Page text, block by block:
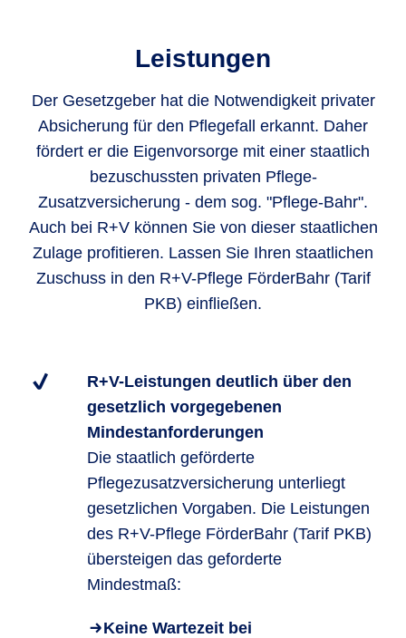
Leistungen
Der Gesetzgeber hat die Notwendigkeit privater
Absicherung für den Pflegefall erkannt. Daher
fördert er die Eigenvorsorge mit einer staatlich
bezuschussten privaten Pflege-
Zusatzversicherung - dem sog. "Pflege-Bahr".
Auch bei R+V können Sie von dieser staatlichen
Zulage profitieren. Lassen Sie Ihren staatlichen
Zuschuss in den R+V-Pflege FörderBahr (Tarif
PKB) einfließen.
R+V-Leistungen deutlich über den
gesetzlich vorgegebenen
Mindestanforderungen
Die staatlich geförderte
Pflegezusatzversicherung unterliegt
gesetzlichen Vorgaben. Die Leistungen
des R+V-Pflege FörderBahr (Tarif PKB)
übersteigen das geforderte
Mindestmaß:
Keine Wartezeit bei